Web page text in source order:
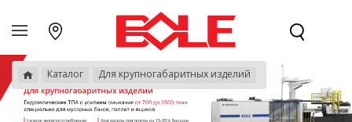
Каталог Для крупногабаритных изделий